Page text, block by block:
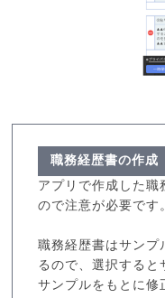
職務経歴書の作成
アプリで作成した職
ので注意が必要です
職務経歴書はサンプ
るので、選択すると
サンプルをもとに修